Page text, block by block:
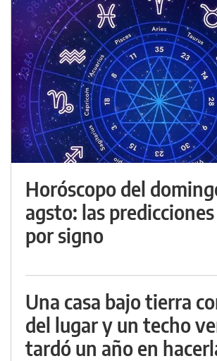
Horóscopo del
agsto: las
por signo
Una casa bajo tierra
del lugar y un techo
tardó un año en